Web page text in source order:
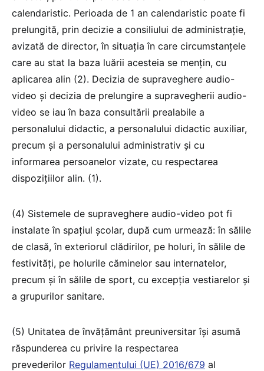
calendaristic. Perioada de 1 an calendaristic poate fi
prelungită, prin decizie a consiliului de administrație,
avizată de director, în situația în care circumstanțele
care au stat la baza luării acesteia se mențin, cu
aplicarea alin (2). Decizia de supraveghere audio-
video și decizia de prelungire a supravegherii audio-
video se iau în baza consultării prealabile a
personalului didactic, a personalului didactic auxiliar,
precum și a personalului administrativ și cu
informarea persoanelor vizate, cu respectarea
dispozițiilor alin. (1).
(4) Sistemele de supraveghere audio-video pot fi
instalate în spațiul școlar, după cum urmează: în sălile
de clasă, în exteriorul clădirilor, pe holuri, în sălile de
festivități, pe holurile căminelor sau internatelor,
precum și în sălile de sport, cu excepția vestiarelor și
a grupurilor sanitare.
(5) Unitatea de învățământ preuniversitar își asumă
răspunderea cu privire la respectarea
prevederilor Regulamentului (UE) 2016/679 al